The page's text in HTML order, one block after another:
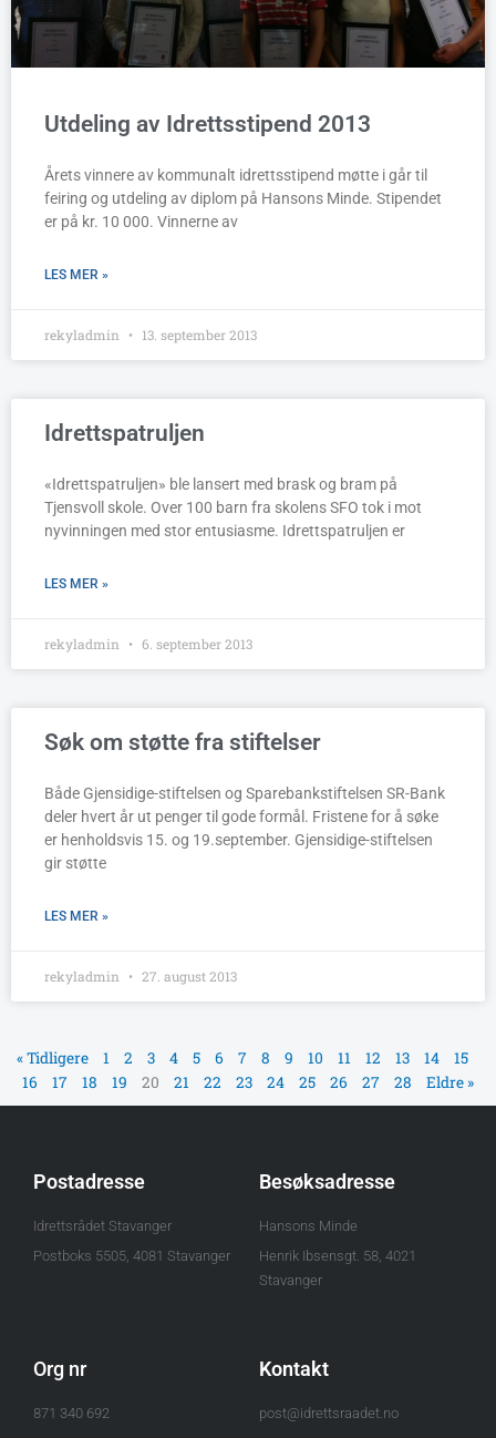
Utdeling av Idrettsstipend 2013
Årets vinnere av kommunalt idrettsstipend møtte i går til
feiring og utdeling av diplom på Hansons Minde. Stipendet
er på kr. 10 000. Vinnerne av
LES MER »
rekyladmin 13. september 2013
Idrettspatruljen
«Idrettspatruljen» ble lansert med brask og bram på
Tjensvoll skole. Over 100 barn fra skolens SFO tok i mot
nyvinningen med stor entusiasme. Idrettspatruljen er
LES MER »
rekyladmin 6. september 2013
Søk om støtte fra stiftelser
Både Gjensidige-stiftelsen og Sparebankstiftelsen SR-Bank
deler hvert år ut penger til gode formål. Fristene for å søke
er henholdsvis 15. og 19.september. Gjensidige-stiftelsen
gir støtte
LES MER »
rekyladmin 27. august 2013
« Tidligere 1 2 3 4 5 6 7 8 9 10 11 12 13 14 15
16 17 18 19 20 21 22 23 24 25 26 27 28 Eldre »
Postadresse
Idrettsrådet Stavanger
Postboks 5505, 4081 Stavanger
Besøksadresse
Hansons Minde
Henrik Ibsensgt. 58, 4021
Stavanger
Org nr
871 340 692
Kontakt
post@idrettsraadet.no